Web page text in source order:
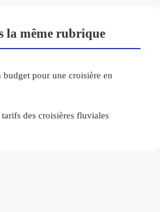
la même rubrique
budget pour une croisière en
des croisières fluviales